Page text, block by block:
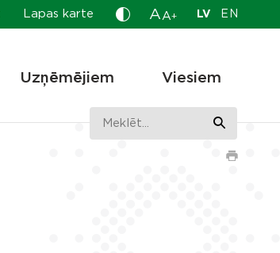
Lapas karte A A+ LV EN
Uzņēmējiem Viesiem